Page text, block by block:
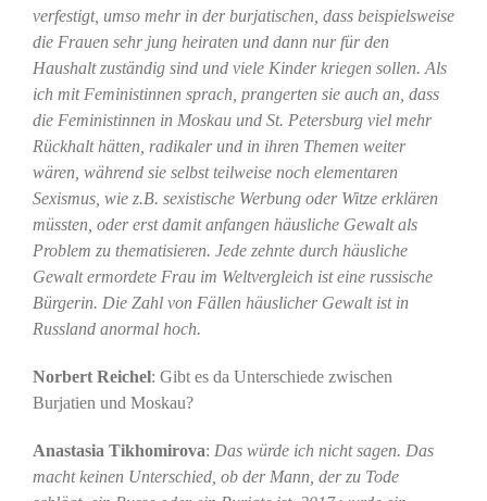
verfestigt, umso mehr in der burjatischen, dass beispielsweise
die Frauen sehr jung heiraten und dann nur für den
Haushalt zuständig sind und viele Kinder kriegen sollen. Als
ich mit Feministinnen sprach, prangerten sie auch an, dass
die Feministinnen in Moskau und St. Petersburg viel mehr
Rückhalt hätten, radikaler und in ihren Themen weiter
wären, während sie selbst teilweise noch elementaren
Sexismus, wie z.B. sexistische Werbung oder Witze erklären
müssten, oder erst damit anfangen häusliche Gewalt als
Problem zu thematisieren. Jede zehnte durch häusliche
Gewalt ermordete Frau im Weltvergleich ist eine russische
Bürgerin. Die Zahl von Fällen häuslicher Gewalt ist in
Russland anormal hoch.
Norbert Reichel: Gibt es da Unterschiede zwischen
Burjatien und Moskau?
Anastasia Tikhomirova: Das würde ich nicht sagen. Das
macht keinen Unterschied, ob der Mann, der zu Tode